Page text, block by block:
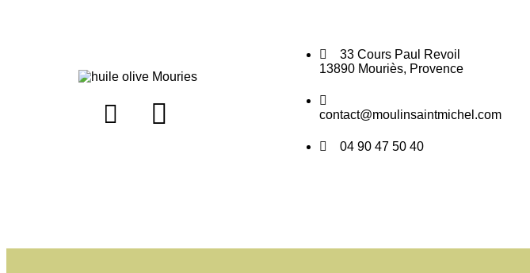
33 Cours Paul Revoil
13890 Mouriès, Provence
contact@moulinsaintmichel.com
04 90 47 50 40